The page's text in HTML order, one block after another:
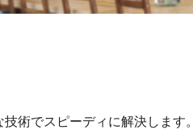
術でスピーディに解決します。